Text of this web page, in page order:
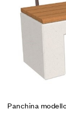
Panchina